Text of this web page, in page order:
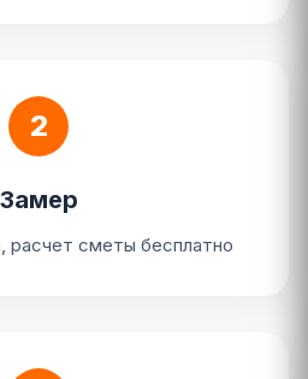
2
Замер
расчет сметы бесплатно